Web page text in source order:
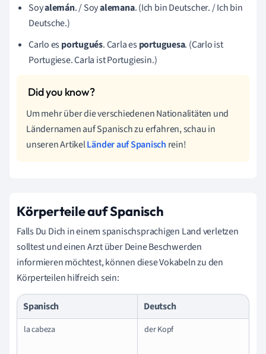
Soyalemán. / Soyalemana. (Ich bin Deutscher. / Ich bin
Deutsche.)
Carlo esportugués. Carla esportuguesa. (Carlo ist
Portugiese. Carla ist Portugiesin.)
Um mehr über die verschiedenen Nationalitäten und
Ländernamen auf Spanisch zu erfahren, schau in
unseren ArtikelLänder auf Spanisch rein!
Körperteile auf Spanisch
Falls Du Dich in einem spanischsprachigen Land verletzen
solltest und einen Arzt über Deine Beschwerden
informieren möchtest, können diese Vokabeln zu den
Körperteilen hilfreich sein:
Spanisch Deutsch
la cabeza der Kopf